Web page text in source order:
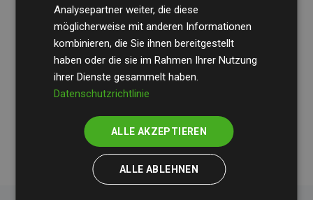
regelmäßig unsere Berechnungen und Methodik, um
Transparenz und Verlässlichkeit sicherzustellen.
Ihre Prüfungen belegen, dass unsere Investitionen in
Klimaschutzprojekte im Durchschnitt
geschätzten CO₂-Emissionen
Websites kompensieren – ein klarer Nachweis für die
messbare Klimawirkung unseres Ansatzes.
Analysepartner weiter, die diese
möglicherweise mit anderen Informationen
kombinieren, die Sie ihnen bereitgestellt
haben oder die sie im Rahmen Ihrer Nutzung
ihrer Dienste gesammelt haben.
Datenschutzrichtlinie
ALLE AKZEPTIEREN
ALLE ABLEHNEN